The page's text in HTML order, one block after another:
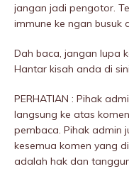
jangan jadi pengotor.
immune ke ngan busuk
Dah baca, jangan lupa
Hantar kisah anda di
PERHATIAN : Pihak
langsung ke atas
pembaca. Pihak admin
kesemua komen yang
adalah hak dan